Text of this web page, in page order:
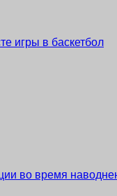
игры в баскетбол
во время